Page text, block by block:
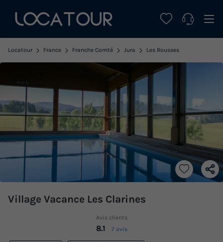
Locatour France Franche Comté Jura Les Rousses
Village Vacance Les Clarines
Avis clients
8.1 7 avis